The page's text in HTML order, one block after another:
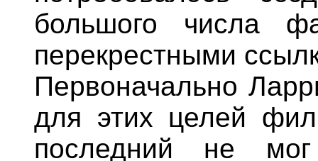
большого числа
перекрестными
Первоначально
для этих целей
последний не